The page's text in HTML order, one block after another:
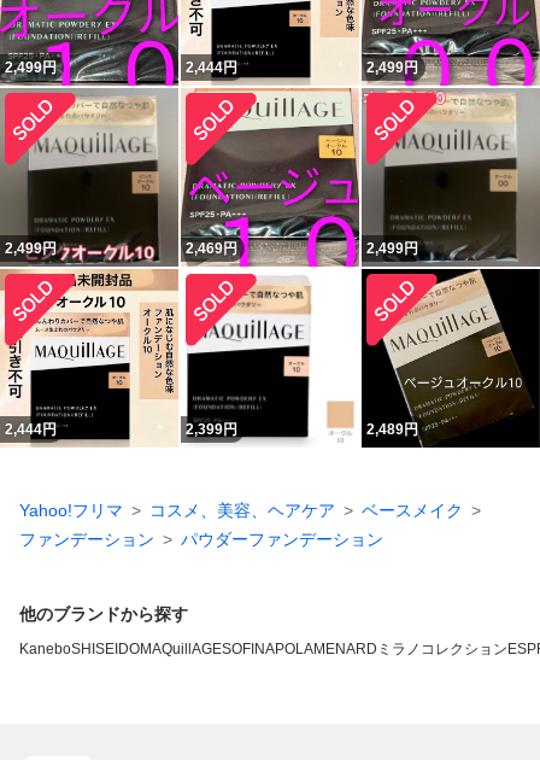
2,499円 2,444円 2,499円
2,499円 2,469円 2,499円
2,444円 2,399円 2,489円
Yahoo!フリマ コスメ、美容、ヘアケア
ベースメイク
ファンデーション
パウダーファンデーション
他のブランドから探す
KaneboSHISEIDOMAQuillAGESOFINAPOLAMENARD ミラノコレクション